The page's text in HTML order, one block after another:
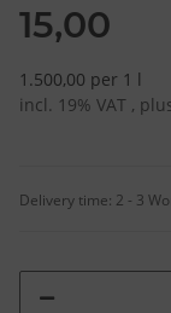
15,00
1.500,00 per 1 l
incl. 19% VAT ,
Delivery time: 2 - 3